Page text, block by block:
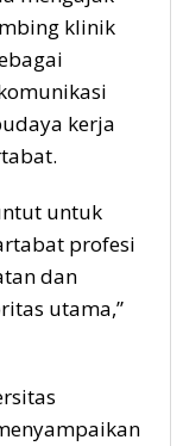
klinik
kerja
untuk
profesi
dan
utama,”